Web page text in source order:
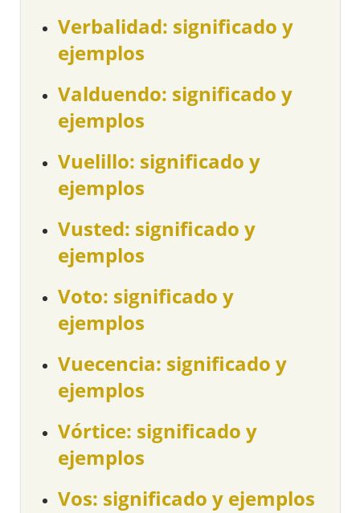
Verbalidad: significado y
ejemplos
Valduendo: significado y
ejemplos
Vuelillo: significado y
ejemplos
Vusted: significado y
ejemplos
Voto: significado y
ejemplos
Vuecencia: significado y
ejemplos
Vórtice: significado y
ejemplos
Vos: significado y ejemplos